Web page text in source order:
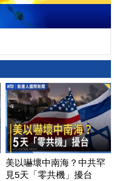
美以嚇壞中南海？中共罕
見5天「零共機」擾台